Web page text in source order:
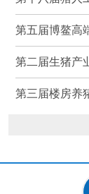
第五届博鳌高
第三届楼房养